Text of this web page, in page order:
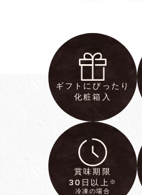
ギフトにぴったり
化粧箱入
賞味期限
30 日以上 ※
冷凍の場合